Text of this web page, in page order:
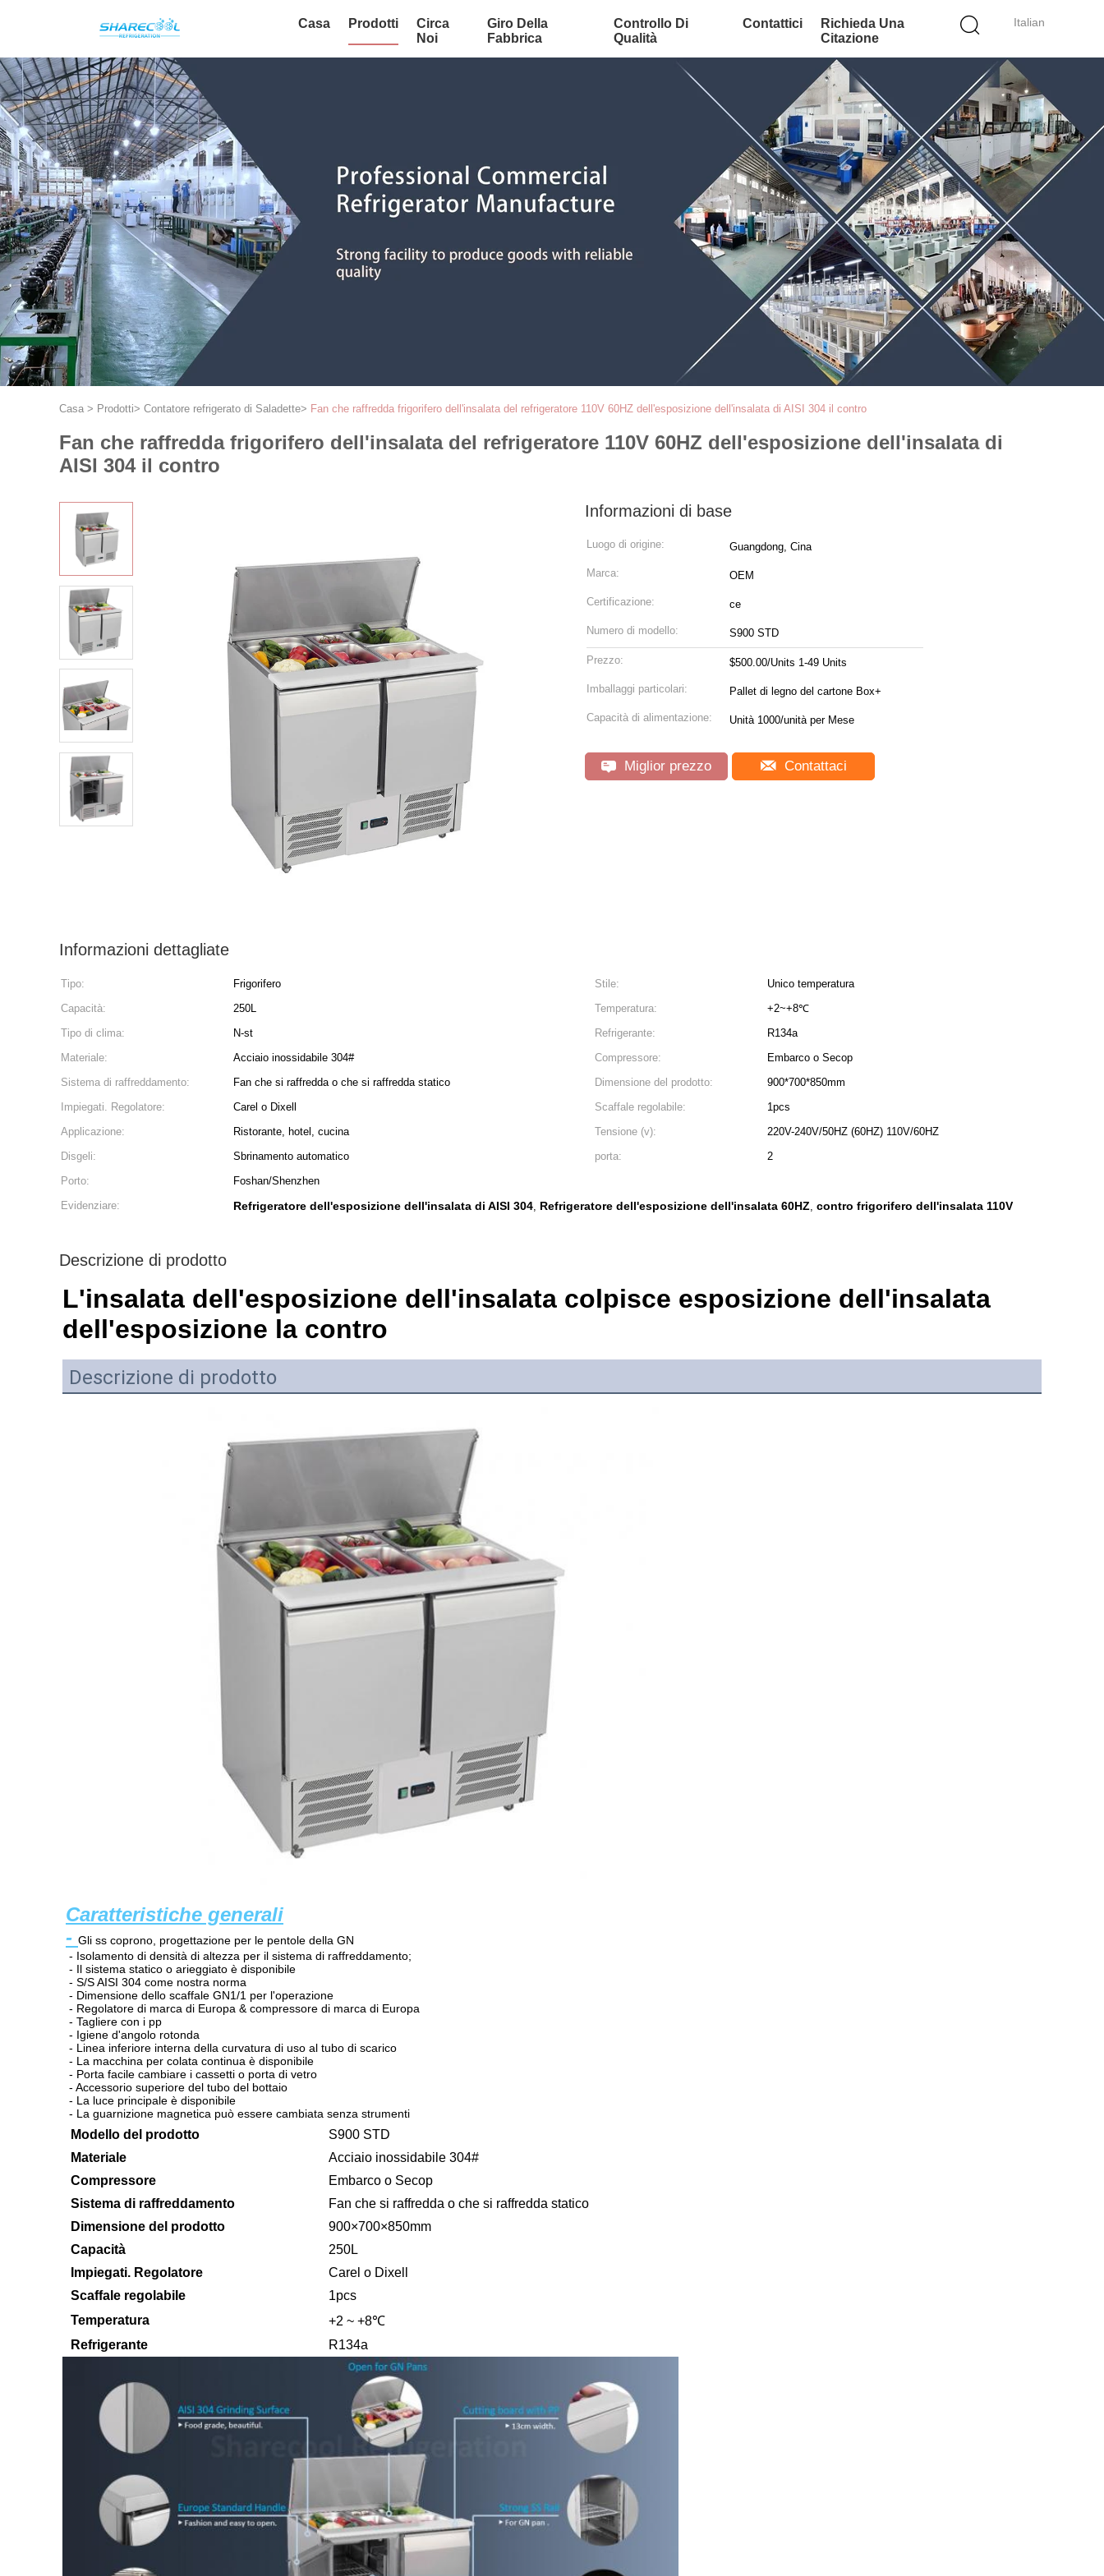
Italian
Casa Prodotti
Circa
Noi
Giro Della
Fabbrica
Controllo Di
Qualità
Contattici
Richieda Una
Citazione
Casa > Prodotti> Contatore refrigerato di Saladette> Fan che raffredda frigorifero dell'insalata del refrigeratore 110V 60HZ dell'esposizione dell'insalata di AISI 304 il contro
Fan che raffredda frigorifero dell'insalata del refrigeratore 110V 60HZ dell'esposizione dell'insalata di
AISI 304 il contro
Informazioni di base
Luogo di origine: Guangdong, Cina
Marca: OEM
Certificazione: ce
Numero di modello: S900 STD
Prezzo: $500.00/Units 1-49 Units
Imballaggi particolari: Pallet di legno del cartone Box+
Capacità di alimentazione: Unità 1000/unità per Mese
Miglior prezzo Contattaci
Informazioni dettagliate
Tipo: Frigorifero Stile:
Unico temperatura
Capacità:
250L Temperatura:
+2~+8℃
Tipo di clima:
N-st Refrigerante:
R134a
Materiale:
Acciaio inossidabile 304# Compressore:
Embarco o Secop
Sistema di raffreddamento:
Fan che si raffredda o che si raffredda statico Dimensione del prodotto:
900*700*850mm
Impiegati. Regolatore:
Carel o Dixell Scaffale regolabile:
1pcs
Applicazione:
Ristorante, hotel, cucina Tensione (v):
220V-240V/50HZ (60HZ) 110V/60HZ
Disgeli:
Sbrinamento automatico porta:
2
Porto:
Foshan/Shenzhen
Evidenziare:
Refrigeratore dell'esposizione dell'insalata di AISI 304, Refrigeratore dell'esposizione dell'insalata 60HZ, contro frigorifero dell'insalata 110V
Descrizione di prodotto
L'insalata dell'esposizione dell'insalata colpisce esposizione dell'insalata
dell'esposizione la contro
Descrizione di prodotto
Caratteristiche generali
- Gli ss coprono, progettazione per le pentole della GN
- Isolamento di densità di altezza per il sistema di raffreddamento;
- Il sistema statico o arieggiato è disponibile
- S/S AISI 304 come nostra norma
- Dimensione dello scaffale GN1/1 per l'operazione
- Regolatore di marca di Europa & compressore di marca di Europa
- Tagliere con i pp
- Igiene d'angolo rotonda
- Linea inferiore interna della curvatura di uso al tubo di scarico
- La macchina per colata continua è disponibile
- Porta facile cambiare i cassetti o porta di vetro
- Accessorio superiore del tubo del bottaio
- La luce principale è disponibile
- La guarnizione magnetica può essere cambiata senza strumenti
Modello del prodotto
S900 STD
Materiale
Acciaio inossidabile 304#
Compressore
Embarco o Secop
Sistema di raffreddamento
Fan che si raffredda o che si raffredda statico
Dimensione del prodotto
900×700×850mm
Capacità
250L
Impiegati. Regolatore
Carel o Dixell
Scaffale regolabile
1pcs
Temperatura
+2 ~ +8℃
Refrigerante
R134a